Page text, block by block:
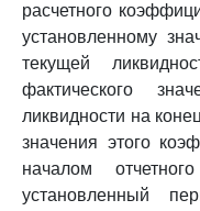
расчетного
установленному
текущей
фактического
ликвидности на
значения этого
началом
установленный